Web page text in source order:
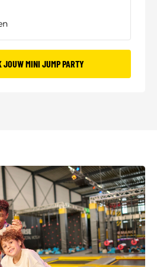
JOUW MINI JUMP PARTY